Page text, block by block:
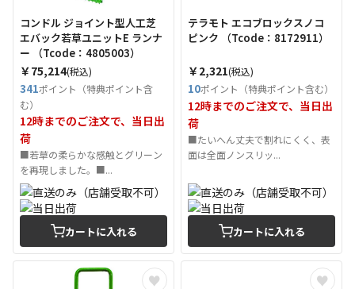
コンドル ジョイント型人工芝
エバック若草ユニットE ランナ
ー （Tcode：4805003）
￥75,214(税込)
341ポイント（特典ポイント含
む）
12時までのご注文で、当日出
荷
■若草の柔らかな感触とグリーン
を再現しました。■...
カートに入れる
テラモト エコブロックスノコ
ピンク （Tcode：8172911）
￥2,321(税込)
10ポイント（特典ポイント含む）
12時までのご注文で、当日出
荷
■たいへん丈夫で割れにくく、表
面は全面ノンスリッ...
カートに入れる